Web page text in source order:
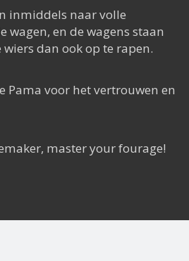
inmiddels naar volle
wagen, en de wagens staan
dan ook op te rapen.
Pama voor het vertrouwen en
master your fourage!